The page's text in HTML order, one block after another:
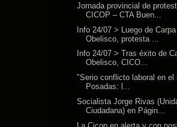
Jornada provincial de
CICOP – CTA Buen...
Info 24/07 > Luego de
Obelisco, protesta ...
Info 24/07 > Tras éxito de
Obelisco, CICO...
"Serio conflicto laboral en el
Posadas: l...
Socialista Jorge Rivas
Ciudadana) en Págin...